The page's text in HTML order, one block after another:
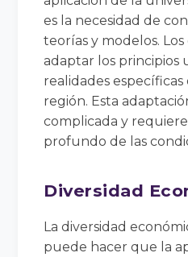
es la necesidad de
teorías y modelos.
adaptar los principios
realidades específicas
región. Esta
complicada y
profundo de las
Diversidad
La diversidad
puede hacer que la